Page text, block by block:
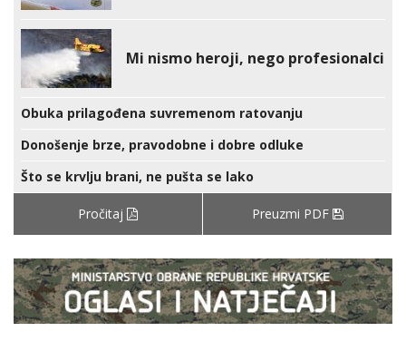
Mi nismo heroji, nego profesionalci
Obuka prilagođena suvremenom ratovanju
Donošenje brze, pravodobne i dobre odluke
Što se krvlju brani, ne pušta se lako
Pročitaj Preuzmi PDF